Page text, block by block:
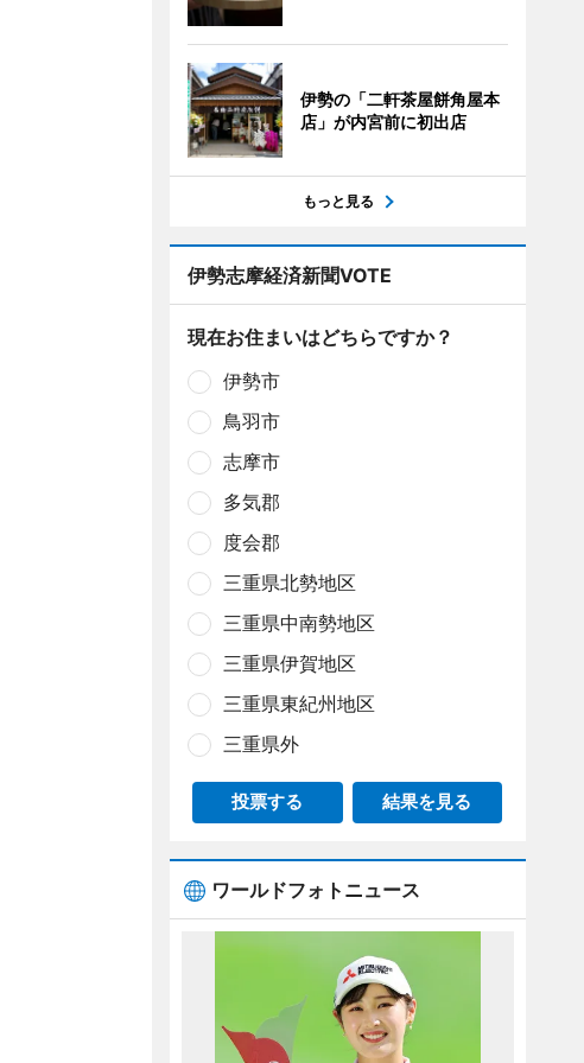
伊勢の「二軒茶屋餅角屋本
店」が内宮前に初出店
もっと見る
伊勢志摩経済新聞VOTE
現在お住まいはどちらですか？
伊勢市
鳥羽市
志摩市
多気郡
度会郡
三重県北勢地区
三重県中南勢地区
三重県伊賀地区
三重県東紀州地区
三重県外
投票する 結果を見る
ワールドフォトニュース